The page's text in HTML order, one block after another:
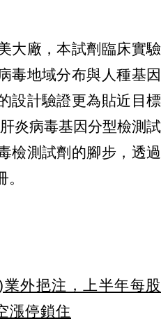
大廠，本試劑臨床實驗
毒地域分布與人種基因
設計驗證更為貼近目標
炎病毒基因分型檢測試
檢測試劑的腳步，透過
外挹注，上半年每股
漲停鎖住